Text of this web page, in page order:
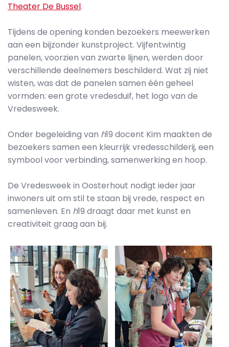
Theater De Bussel.
Tijdens de opening konden bezoekers meewerken
aan een bijzonder kunstproject. Vijfentwintig
panelen, voorzien van zwarte lijnen, werden door
verschillende deelnemers beschilderd. Wat zij niet
wisten, was dat de panelen samen één geheel
vormden: een grote vredesduif, het logo van de
Vredesweek.
Onder begeleiding van h19 docent Kim maakten de
bezoekers samen een kleurrijk vredesschilderij, een
symbool voor verbinding, samenwerking en hoop.
De Vredesweek in Oosterhout nodigt ieder jaar
inwoners uit om stil te staan bij vrede, respect en
samenleven. En h19 draagt daar met kunst en
creativiteit graag aan bij.